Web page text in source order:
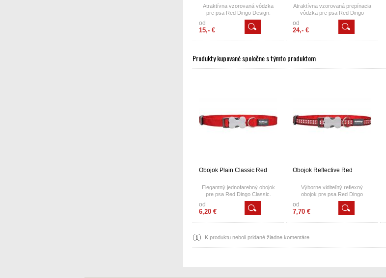
Atraktívna vzorovaná vôdzka
pre psa Red Dingo Design.
Vôdzka má komfortnú mäkkú
rúčku a nastaviteľnú dĺžku.
od
15,- €
Atraktívna vzorovaná prepínacia
vôdzka pre psa Red Dingo
Design. Prepínacia vôdzka má
dĺžku 2,0 m a je ukončená
masívnymi karabinami s
jedinečným dizajnom na oboch
krúžkom je ľahko nastaviteľná
na rôzne použitie.
od
24,- €
Produkty kupované spoločne s týmto produktom
Obojok Plain Classic Red
Elegantný jednofarebný obojok
pre psa Red Dingo Classic.
od
6,20 €
Obojok Reflective Red
Výborne viditeľný reflexný
obojok pre psa Red Dingo
Reflective.
od
7,70 €
K produktu neboli pridané žiadne komentáre